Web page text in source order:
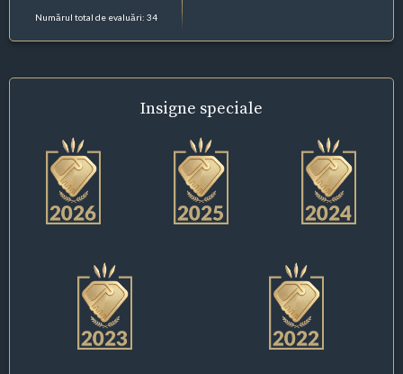
Numărul total de evaluări: 34
Insigne speciale